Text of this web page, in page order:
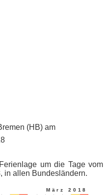
(HB) am
um die Tage vom
in allen Bundesländern.
März 2018